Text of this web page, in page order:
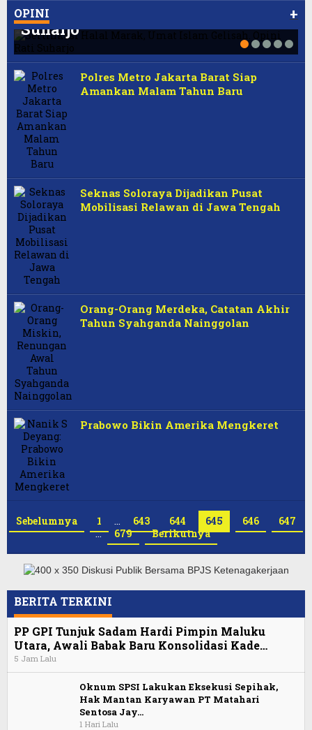
OPINI +
Pendidikan Negeri, Opini Rati
Suharjo
Polres Metro Jakarta Barat Siap
Amankan Malam Tahun Baru
Seknas Soloraya Dijadikan Pusat
Mobilisasi Relawan di Jawa Tengah
Orang-Orang Merdeka, Catatan Akhir
Tahun Syahganda Nainggolan
Prabowo Bikin Amerika Mengkeret
Sebelumnya 1 … 643 644 645 646
647
…
679 Berikutnya
BERITA TERKINI
PP GPI Tunjuk Sadam Hardi Pimpin Maluku
Utara, Awali Babak Baru Konsolidasi Kade…
5 Jam Lalu
Oknum SPSI Lakukan Eksekusi Sepihak,
Hak Mantan Karyawan PT Matahari
Sentosa Jay…
1 Hari Lalu